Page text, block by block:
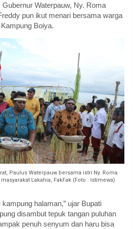
Waterpauw, Ny. Roma
pun ikut menari bersama warga
Boiya.
Paulus Waterpauw bersama istri Ny. Roma
Lakahia, FakFak (Foto : Istimewa)
halaman,” ujar Bupati
disambut tepuk tangan puluhan
penuh senyum dan haru bisa